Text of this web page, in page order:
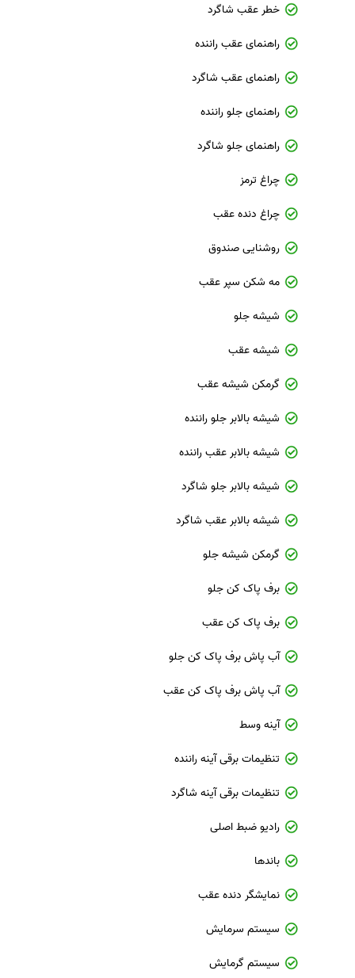
خطر عقب شاگرد
راهنمای عقب راننده
راهنمای عقب شاگرد
راهنمای جلو راننده
راهنمای جلو شاگرد
چراغ ترمز
چراغ دنده عقب
روشنایی صندوق
مه شکن سپر عقب
شیشه جلو
شیشه عقب
گرمکن شیشه عقب
شیشه بالابر جلو راننده
شیشه بالابر عقب راننده
شیشه بالابر جلو شاگرد
شیشه بالابر عقب شاگرد
گرمکن شیشه جلو
برف پاک کن جلو
برف پاک کن عقب
آب پاش برف پاک کن جلو
آب پاش برف پاک کن عقب
آینه وسط
تنظیمات برقی آینه راننده
تنظیمات برقی آینه شاگرد
رادیو ضبط اصلی
باندها
نمایشگر دنده عقب
سیستم سرمایش
سیستم گرمایش